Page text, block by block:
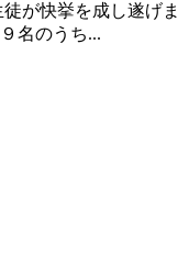
が快挙を成し遂げま
名のうち...